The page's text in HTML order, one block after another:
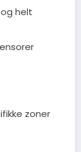
helt
zoner